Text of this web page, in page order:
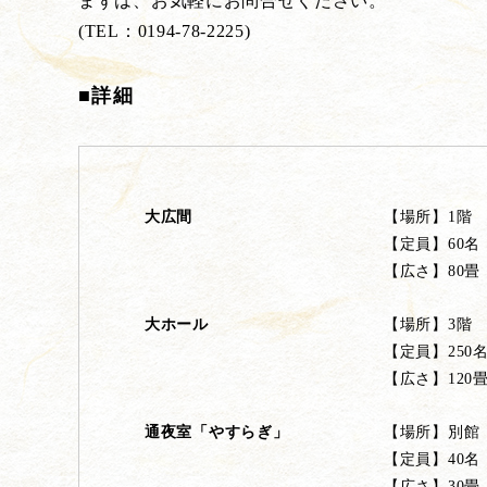
(TEL：0194-78-2225)
■詳細
大広間
【場所】1階
【定員】60名
【広さ】80畳
大ホール
【場所】3階
【定員】250
【広さ】120
通夜室「やすらぎ」
【場所】別館
【定員】40名